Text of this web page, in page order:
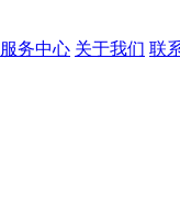
服务中心 关于我们 联